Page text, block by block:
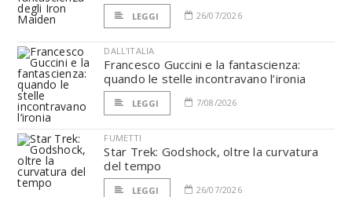
LEGGI 26/07/2026
DALL'ITALIA
Francesco Guccini e la fantascienza:
quando le stelle incontravano l’ironia
LEGGI 7/08/2026
FUMETTI
Star Trek: Godshock, oltre la curvatura
del tempo
LEGGI 26/07/2026